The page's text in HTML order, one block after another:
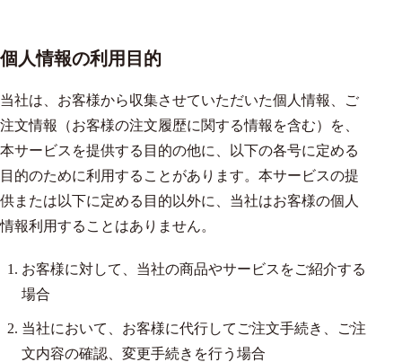
個人情報の利用目的
当社は、お客様から収集させていただいた個人情報、ご
注文情報（お客様の注文履歴に関する情報を含む）を、
本サービスを提供する目的の他に、以下の各号に定める
目的のために利用することがあります。本サービスの提
供または以下に定める目的以外に、当社はお客様の個人
情報利用することはありません。
お客様に対して、当社の商品やサービスをご紹介する
場合
当社において、お客様に代行してご注文手続き、ご注
文内容の確認、変更手続きを行う場合